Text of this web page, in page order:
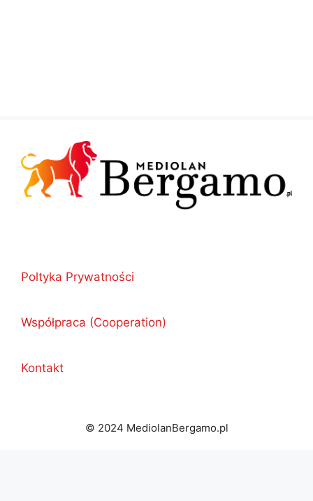
Poltyka Prywatności
Współpraca (Cooperation)
Kontakt
© 2024 MediolanBergamo.pl